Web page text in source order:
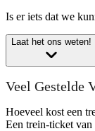
Is er iets dat we
Laat het ons weten!
Veel Gestelde
Hoeveel kost een
Een trein-ticket